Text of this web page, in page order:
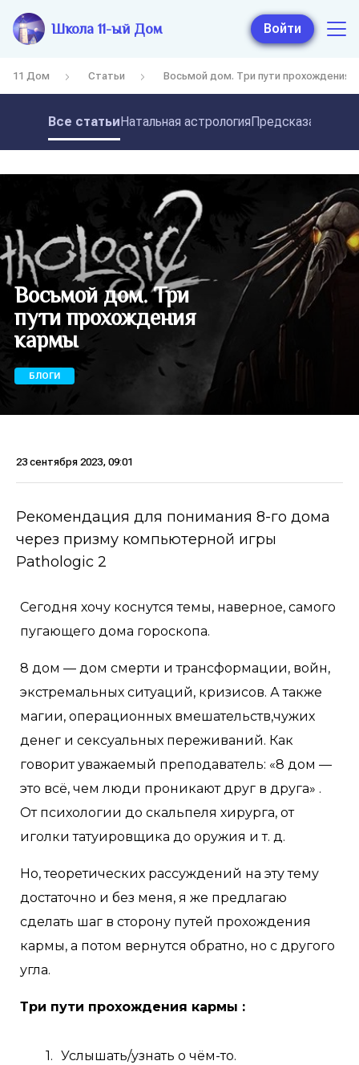
Школа 11-ый Дом Войти
11 Дом Статьи Восьмой дом. Три пути прохождения
Все статьиНатальная астрология
Восьмой дом. Три
пути прохождения
кармы
БЛОГИ
23 сентября 2023, 09:01
Рекомендация для понимания 8-го дома
через призму компьютерной игры
Pathologic 2
Сегодня хочу коснутся темы, наверное, самого
пугающего дома гороскопа.
8 дом — дом смерти и трансформации, войн,
экстремальных ситуаций, кризисов. А также
магии, операционных вмешательств,чужих
денег и сексуальных переживаний. Как
говорит уважаемый преподаватель: «8 дом —
это всё, чем люди проникают друг в друга» .
От психологии до скальпеля хирурга, от
иголки татуировщика до оружия и т. д.
Но, теоретических рассуждений на эту тему
достаточно и без меня, я же предлагаю
сделать шаг в сторону путей прохождения
кармы, а потом вернутся обратно, но с другого
угла.
Три пути прохождения кармы :
Услышать/узнать о чём-то.